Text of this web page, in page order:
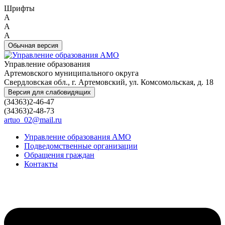
Шрифты
A
A
A
Обычная версия
Управление образования
Артемовского муниципального округа
Свердловская обл., г. Артемовский, ул. Комсомольская, д. 18
Версия для слабовидящих
(34363)2-46-47
(34363)2-48-73
artuo_02@mail.ru
Управление образования АМО
Подведомственные организации
Обращения граждан
Контакты